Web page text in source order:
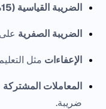
الضريبة القياسية (15%)
الضريبة الصفرية
الإعفاءات مثل
المعاملات المشتركة
ضريبة.